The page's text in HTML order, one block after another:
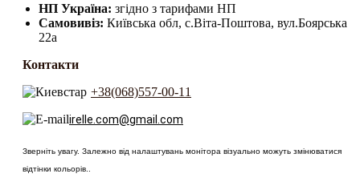
НП Україна: згідно з тарифами НП
Самовивіз: Київська обл, с.Віта-Поштова, вул.Боярська
22а
Контакти
+38(068)557-00-11
irelle.com@gmail.com
Зверніть увагу. Залежно від налаштувань монітора візуально можуть змінюватися
відтінки кольорів..